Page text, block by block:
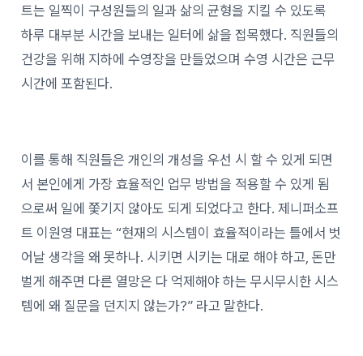
트는 일찍이 구성원들의 일과 삶의 균형을 지킬 수 있도록
하루 대부분 시간을 보내는 일터에 삶을 접목했다. 직원들의
건강을 위해 지하에 수영장을 만들었으며 수영 시간은 근무
시간에 포함된다.
이를 통해 직원들은 개인의 개성을 우선 시 할 수 있게 되면
서 본인에게 가장 효율적인 업무 방법을 적용할 수 있게 됨
으로써 일에 쫓기지 않아도 되게 되었다고 한다. 제니퍼소프
트 이원영 대표는 “현재의 시스템이 효율적이라는 틀에서 벗
어날 생각을 왜 못하나. 시키면 시키는 대로 해야 하고, 돈만
벌게 해주면 다른 열망은 다 억제해야 하는 무시무시한 시스
템에 왜 질문을 던지지 않는가?” 라고 말한다.